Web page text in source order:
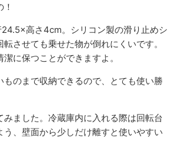
高さ4cm。シリコン製の滑り止めシ
させても乗せた物が倒れにくいです。
に保つことができますよ。
ものまで収納できるので、とても使い勝
みました。冷蔵庫内に入れる際は回転台
う、壁面から少しだけ離すと使いやすい